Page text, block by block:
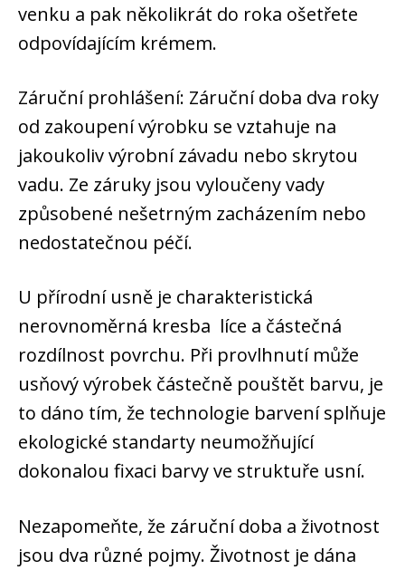
venku a pak několikrát do roka ošetřete
odpovídajícím krémem.
Záruční prohlášení: Záruční doba dva roky
od zakoupení výrobku se vztahuje na
jakoukoliv výrobní závadu nebo skrytou
vadu. Ze záruky jsou vyloučeny vady
způsobené nešetrným zacházením nebo
nedostatečnou péčí.
U přírodní usně je charakteristická
nerovnoměrná kresba líce a částečná
rozdílnost povrchu. Při provlhnutí může
usňový výrobek částečně pouštět barvu, je
to dáno tím, že technologie barvení splňuje
ekologické standarty neumožňující
dokonalou fixaci barvy ve struktuře usní.
Nezapomeňte, že záruční doba a životnost
jsou dva různé pojmy. Životnost je dána